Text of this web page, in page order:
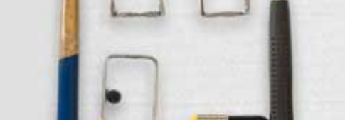
Елітний ремонт квартир
Оздоблювальні роботи
Демонтажні роботи
Алмазна різка і буріння бетону
Утеплення